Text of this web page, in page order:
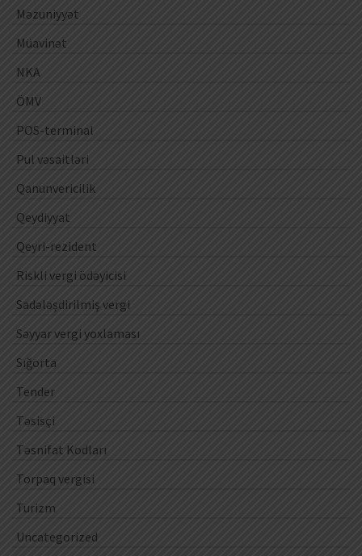
Məzuniyyət
Müavinət
NKA
ÖMV
POS-terminal
Pul vəsaitləri
Qanunvericilik
Qeydiyyat
Qeyri-rezident
Riskli vergi ödəyicisi
Sadələşdirilmiş vergi
Səyyar vergi yoxlaması
Sığorta
Tender
Təsisçi
Təsnifat Kodları
Torpaq vergisi
Turizm
Uncategorized